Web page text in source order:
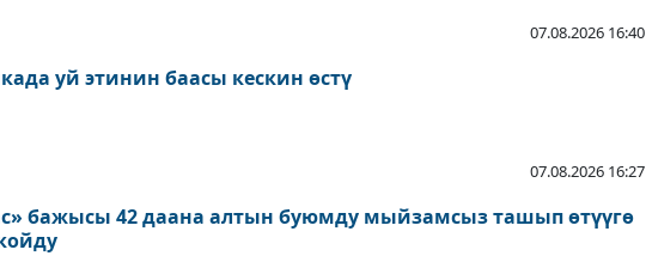
07.08.2026 16:40
уй этинин баасы кескин өстү
07.08.2026 16:27
бажысы 42 даана алтын буюмду мыйзамсыз ташып өтүүгө